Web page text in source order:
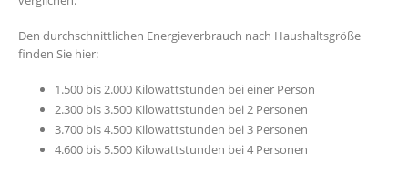
Den durchschnittlichen Energieverbrauch nach Haushaltsgröße
finden Sie hier:
1.500 bis 2.000 Kilowattstunden bei einer Person
2.300 bis 3.500 Kilowattstunden bei 2 Personen
3.700 bis 4.500 Kilowattstunden bei 3 Personen
4.600 bis 5.500 Kilowattstunden bei 4 Personen